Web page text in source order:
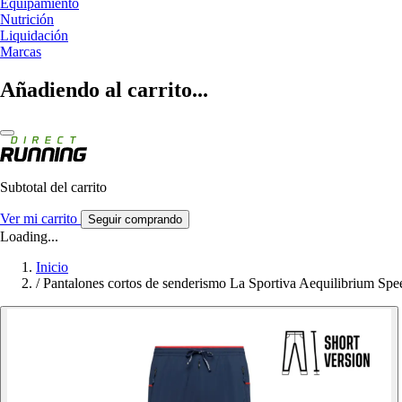
Equipamiento
Nutrición
Liquidación
Marcas
Añadiendo al carrito...
Subtotal del carrito
Ver mi carrito Seguir comprando
Loading...
Inicio
/ Pantalones cortos de senderismo La Sportiva Aequilibrium